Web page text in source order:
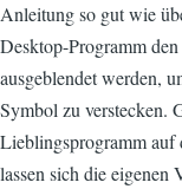
Anleitung so gut wie
Desktop-Programm
ausgeblendet werden,
Symbol zu verstecken.
Lieblingsprogramm auf
lassen sich die eigenen